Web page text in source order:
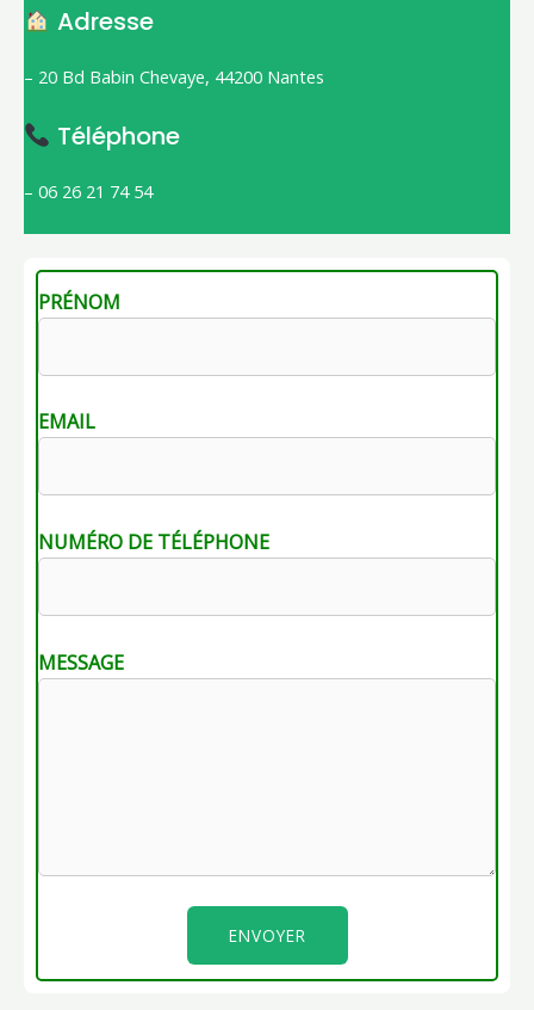
Adresse
– 20 Bd Babin Chevaye, 44200 Nantes
Téléphone
– 06 26 21 74 54
PRÉNOM
EMAIL
NUMÉRO DE TÉLÉPHONE
MESSAGE
ENVOYER